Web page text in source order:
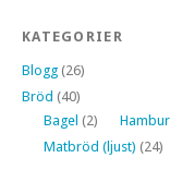
KATEGORIER
Blogg (26)
Bröd (40)
Bagel (2)
Matbröd (ljust) (24)